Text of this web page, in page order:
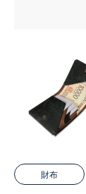
財布